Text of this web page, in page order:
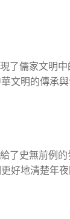
了儒家文明
文明的傳承
了史無前例
好地清楚年